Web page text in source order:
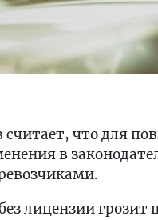
считает, что для
в
лицензии